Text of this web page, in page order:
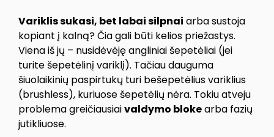
Variklis sukasi, bet labai silpnai arba sustoja
kopiant į kalną? Čia gali būti kelios priežastys.
Viena iš jų – nusidėvėję angliniai šepetėliai (jei
turite šepetėlinį variklį). Tačiau dauguma
šiuolaikinių paspirtukų turi bešepetėlius variklius
(brushless), kuriuose šepetėlių nėra. Tokiu atveju
problema greičiausiaivaldymo blokearba fazių
jutikliuose.